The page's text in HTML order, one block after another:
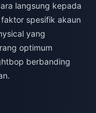
langsung kepada
spesifik akaun
yang
optimum
berbanding